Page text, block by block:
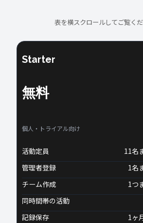
表を横スクロールしてご覧く
Starter
無料
個人・トライアル向け
活動定員
11名
管理者登録
1名
チーム作成
1つ
同時間帯の活動
記録保存
1ヶ